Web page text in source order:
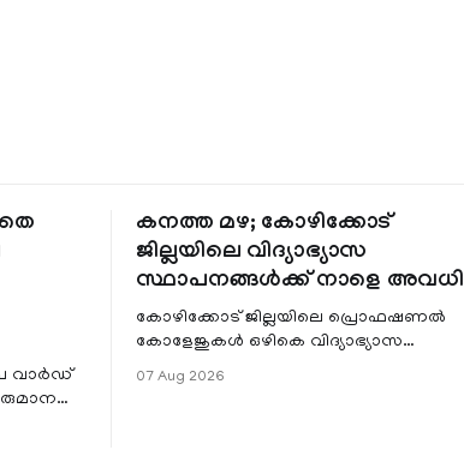
വാർഡ്
കനത്ത മഴ; കോഴിക്കോട്
ജില്ലയിലെ വിദ്യാഭ്യാസ
സ്ഥാപനങ്ങൾക്ക് നാളെ അവധി
കോഴിക്കോട് ജില്ലയിലെ പ്രൊഫഷണൽ
കോളേജുകൾ ഒഴികെ വിദ്യാഭ്യാസ
ജില്ലയിലെ മലയോര- തീരദേശ
07 Aug 2026